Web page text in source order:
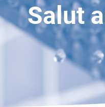
Salut